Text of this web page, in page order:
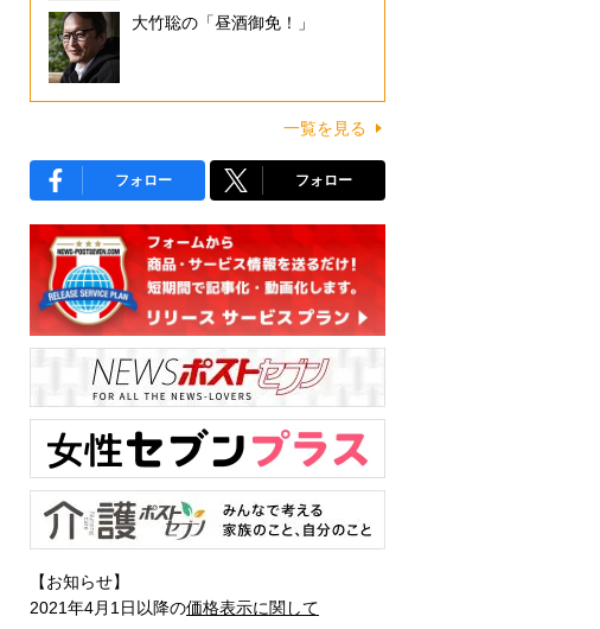
大竹聡の「昼酒御免！」
一覧を見る
フォロー フォロー
【お知らせ】
2021年4月1日以降の価格表示に関して